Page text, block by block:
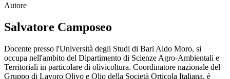
Autore
Salvatore Camposeo
Docente presso l'Università degli Studi di Bari Aldo Moro, si
occupa nell'ambito del Dipartimento di Scienze Agro-Ambientali e
Territoriali in particolare di olivicoltura. Coordinatore nazionale del
Gruppo di Lavoro Olivo e Olio della Società Orticola Italiana, è